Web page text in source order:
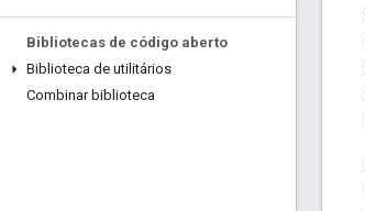
Bibliotecas de código aberto
Biblioteca de utilitários
Combinar biblioteca